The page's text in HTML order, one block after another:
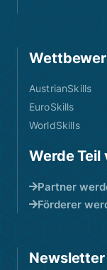
AustrianSkills
EuroSkills
WorldSkills
Werde Teil
Partner
Förderer
Newsletter